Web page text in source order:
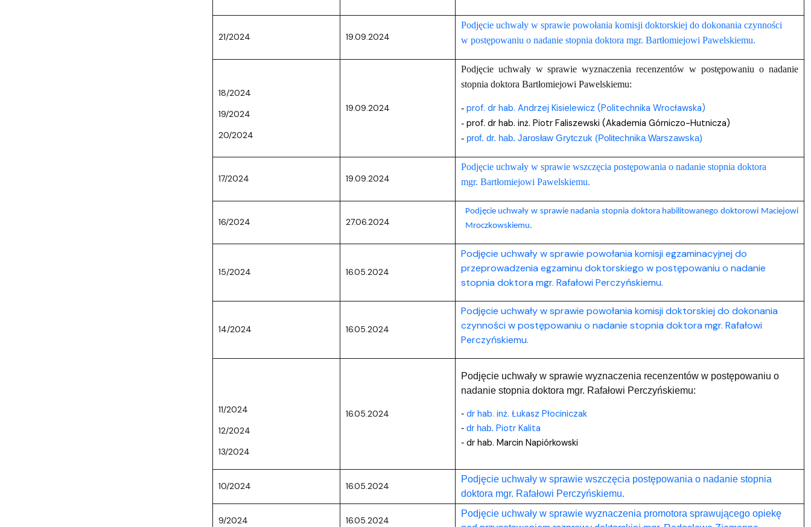
21/2024 19.09.2024
Podjęcie uchwały w sprawie powołania komisji doktorskiej do dokonania czynności
w postępowaniu o nadanie stopnia doktora mgr. Bartłomiejowi Pawelskiemu.
18/2024
19/2024
20/2024
19.09.2024
Podjęcie uchwały w sprawie wyznaczenia recenzentów w postępowaniu o nadanie
stopnia doktora Bartłomiejowi Pawelskiemu:
- prof. dr hab. Andrzej Kisielewicz (Politechnika Wrocławska)
- prof. dr hab. inż. Piotr Faliszewski (Akademia Górniczo-Hutnicza)
- prof. dr. hab. Jarosław Grytczuk (Politechnika Warszawska)
17/2024 19.09.2024
Podjęcie uchwały w sprawie wszczęcia postępowania o nadanie stopnia doktora
mgr. Bartłomiejowi Pawelskiemu.
16/2024 27.06.2024
Podjęcie uchwały w sprawie nadania stopnia doktora habilitowanego doktorowi Maciejowi
Mroczkowskiemu.
15/2024 16.05.2024
Podjęcie uchwały w sprawie powołania komisji egzaminacyjnej do
przeprowadzenia egzaminu doktorskiego w postępowaniu o nadanie
stopnia doktora mgr. Rafałowi Perczyńskiemu.
14/2024 16.05.2024
Podjęcie uchwały w sprawie powołania komisji doktorskiej do dokonania
czynności w postępowaniu o nadanie stopnia doktora mgr. Rafałowi
Perczyńskiemu.
11/2024
12/2024
13/2024
16.05.2024
Podjęcie uchwały w sprawie wyznaczenia recenzentów w postępowaniu o
nadanie stopnia doktora mgr. Rafałowi Perczyńskiemu:
- dr hab. inż. Łukasz Płociniczak
- dr hab. Piotr Kalita
- dr hab. Marcin Napiórkowski
10/2024 16.05.2024
Podjęcie uchwały w sprawie wszczęcia postępowania o nadanie stopnia
doktora mgr. Rafałowi Perczyńskiemu.
9/2024 16.05.2024
Podjęcie uchwały w sprawie wyznaczenia promotora sprawującego opiekę